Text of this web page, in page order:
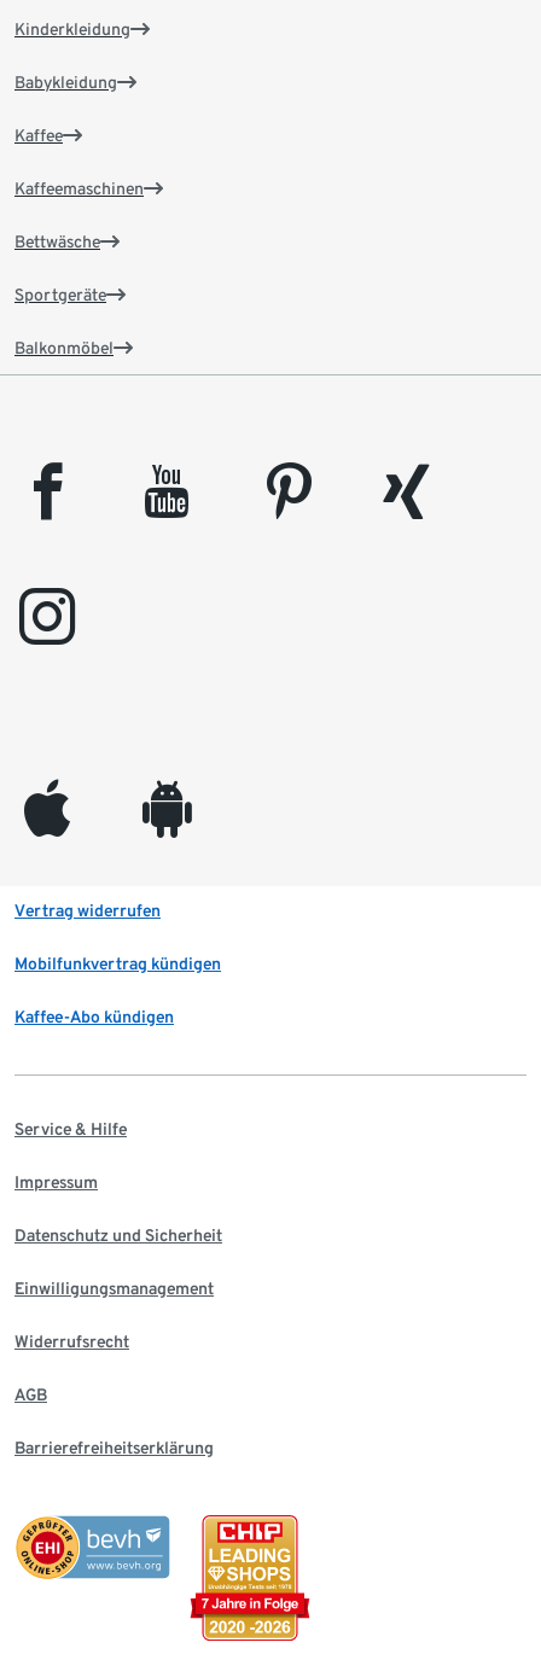
Kinderkleidung
Babykleidung
Kaffee
Kaffeemaschinen
Bettwäsche
Sportgeräte
Balkonmöbel
facebook youtube pinterest
xing
instagram
appleinc android
Vertrag widerrufen
Mobilfunkvertrag kündigen
Kaffee-Abo kündigen
Service & Hilfe
Impressum
Datenschutz und Sicherheit
Einwilligungsmanagement
Widerrufsrecht
AGB
Barrierefreiheitserklärung